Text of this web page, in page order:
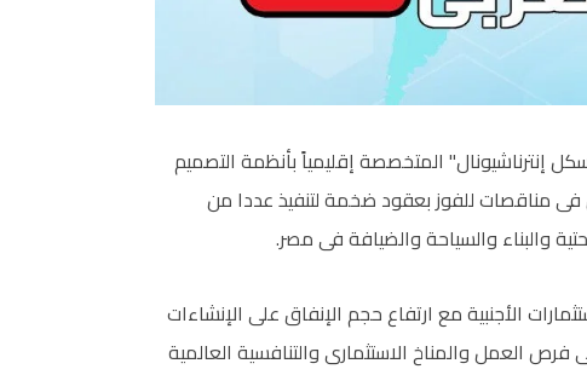
إنترناشيونال" المتخصصة إقليمياً بأنظمة التصميم
فى مناقصات للفوز بعقود ضخمة لتنفيذ عددا من
والبناء والسياحة والضيافة فى مصر.
الأجنبية مع ارتفاع حجم الإنفاق على الإنشاءات
العمل والمناخ الاستثمارى والتنافسية العالمية